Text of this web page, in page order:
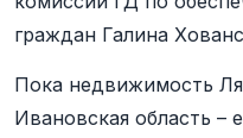
граждан Галина
Пока недвижимость
Ивановская область